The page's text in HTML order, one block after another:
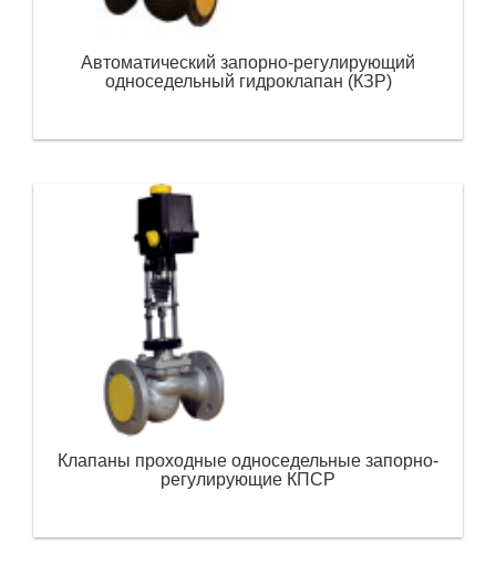
Автоматический запорно-регулирующий
односедельный гидроклапан (КЗР)
Клапаны проходные односедельные запорно-
регулирующие КПСР